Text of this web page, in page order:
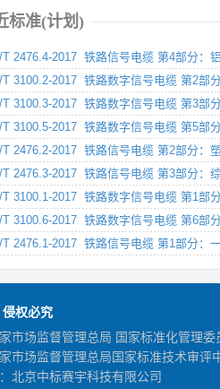
标准(计划)
2476.4-2017 铁路信号电缆 第4部分：
3100.2-2017 铁路数字信号电缆 第2部
3100.3-2017 铁路数字信号电缆 第3部
3100.5-2017 铁路数字信号电缆 第5部
2476.2-2017 铁路信号电缆 第2部分：
2476.3-2017 铁路信号电缆 第3部分：
3100.1-2017 铁路数字信号电缆 第1部
3100.6-2017 铁路数字信号电缆 第6部
2476.1-2017 铁路信号电缆 第1部分：
权必究
市场监督管理总局 国家标准化管理委
市场监督管理总局国家标准技术审评
北京中标赛宇科技有限公司